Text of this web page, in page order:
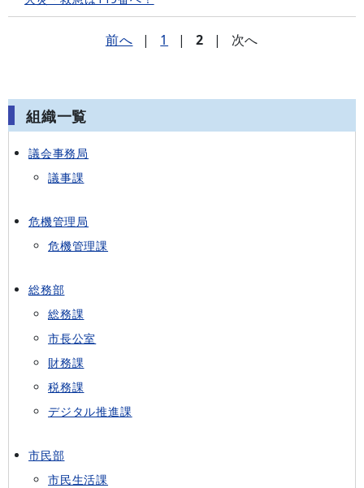
前へ | 1 | 2 | 次へ
組織一覧
議会事務局
議事課
危機管理局
危機管理課
総務部
総務課
市長公室
財務課
税務課
デジタル推進課
市民部
市民生活課